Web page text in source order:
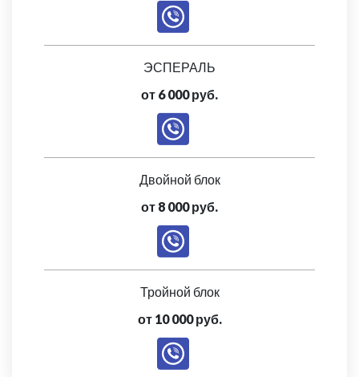
ЭСПЕРАЛЬ
от 6 000 руб.
Двойной блок
от 8 000 руб.
Тройной блок
от 10 000 руб.